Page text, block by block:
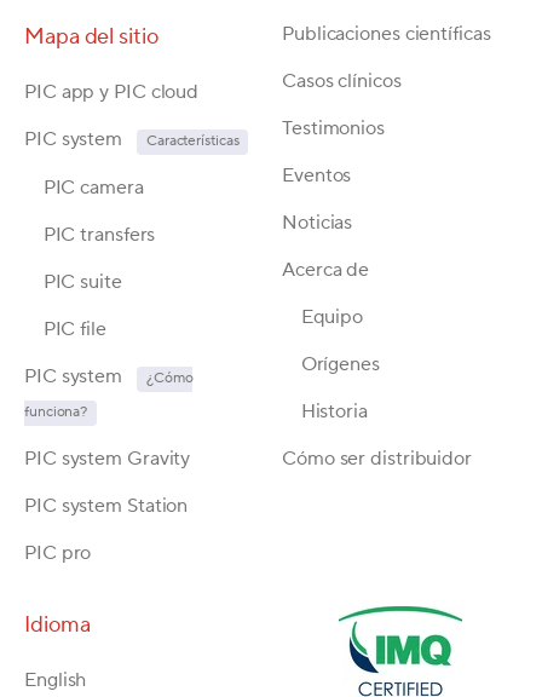
Mapa del sitio
PIC app y PIC cloud
PIC system Características
PIC camera
PIC transfers
PIC suite
PIC file
PIC system
¿Cómo
funciona?
PIC system Gravity
PIC system Station
PIC pro
Publicaciones científicas
Casos clínicos
Testimonios
Eventos
Noticias
Acerca de
Equipo
Orígenes
Historia
Cómo ser distribuidor
Idioma
English